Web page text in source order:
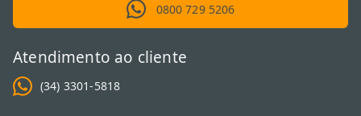
0800 729 5206
Atendimento ao cliente
(34) 3301-5818